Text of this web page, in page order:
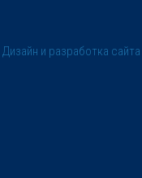
Дизайн и разработка сайта